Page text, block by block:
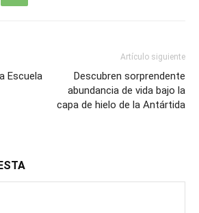
Escuela
Artículo siguiente
Descubren sorprendente
abundancia de vida bajo la
capa de hielo de la Antártida